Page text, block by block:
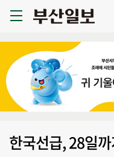
한국선급, 28일